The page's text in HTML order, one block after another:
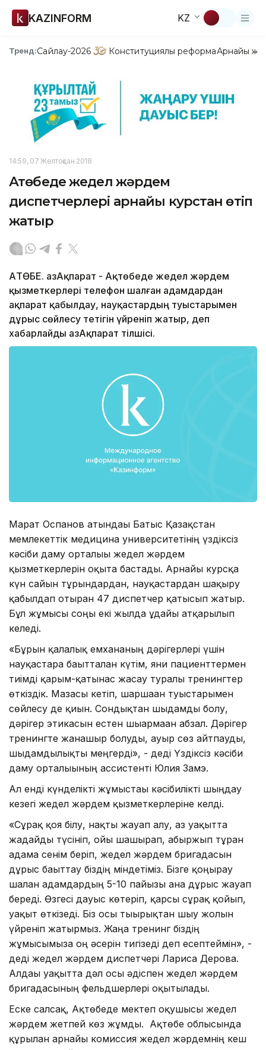
KAZINFORM KZ
Тренд:Сайлау-2026 Конституциялық реформаАрнайы
14:59, 07 Желтоқсан 2018
Ақтөбеде жедел жәрдем
диспетчерлері арнайы курстан өтіп
жатыр
АҚТӨБЕ. ҚазАқпарат - Ақтөбеде жедел жәрдем
қызметкерлері телефон шалған адамдардан
ақпарат қабылдау, науқастардың туыстарымен
дұрыс сөйлесу тетігін үйреніп жатыр, деп
хабарлайды ҚазАқпарат тілшісі.
Марат Оспанов атындағы Батыс Қазақстан
мемлекеттік медицина университетінің үздіксіз
кәсіби даму орталығы жедел жәрдем
қызметкерлерін оқыта бастады. Арнайы курсқа
күн сайын тұрғындардан, науқастардан шақыру
қабылдап отырған 47 диспетчер қатысып жатыр.
Бұл жұмысы соңғы екі жылда ұдайы атқарылып
келеді.
«Бұрын қалалық емхананың дәрігерлері үшін
науқастарға бағытталған күтім, яғни пациенттермен
тиімді қарым-қатынас жасау туралы тренингтер
өткіздік. Мазасы кетіп, шаршаған туыстарымен
сөйлесу де қиын. Сондықтан шыдамды болу,
дәрігер этикасын естен шығармаған абзал. Дәрігер
тренингте жанашыр болуды, ауыр сөз айтпауды,
шыдамдылықты меңгерді», - деді Үздіксіз кәсіби
даму орталығының ассистенті Юлия Замэ.
Ал енді күнделікті жұмыстағы кәсібилікті шыңдау
кезегі жедел жәрдем қызметкерлеріне келді.
«Сұрақ қоя білу, нақты жауап алу, аз уақытта
жағдайды түсініп, ойы шашырап, абыржып тұрған
адамға сенім беріп, жедел жәрдем бригадасын
дұрыс бағыттау біздің міндетіміз. Бізге қоңырау
шалған адамдардың 5-10 пайызы ғана дұрыс жауап
береді. Өзгесі дауыс көтеріп, қарсы сұрақ қойып,
уақыт өткізеді. Біз осы тығырықтан шығу жолын
үйреніп жатырмыз. Жаңа тренинг біздің
жұмысымызға оң әсерін тигізеді деп есептеймін», -
деді жедел жәрдем диспетчері Лариса Дерова.
Алдағы уақытта дәл осы әдіспен жедел жәрдем
бригадасының фельдшерлері оқытылады.
Еске салсақ, Ақтөбеде мектеп оқушысы жедел
жәрдем жетпей көз жұмды. Ақтөбе облысында
құрылған арнайы комиссия жедел жәрдемнің кеш